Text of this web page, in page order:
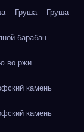
Груша Груша
барабан
во ржи
камень
камень